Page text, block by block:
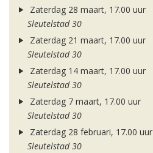
Zaterdag 28 maart, 17.00 uur
Sleutelstad 30
Zaterdag 21 maart, 17.00 uur
Sleutelstad 30
Zaterdag 14 maart, 17.00 uur
Sleutelstad 30
Zaterdag 7 maart, 17.00 uur
Sleutelstad 30
Zaterdag 28 februari, 17.00 uur
Sleutelstad 30